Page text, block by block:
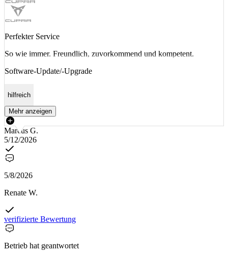
Perfekter Service
So wie immer. Freundlich, zuvorkommend und kompetent.
Software-Update/-Upgrade
hilfreich
Mehr anzeigen
Marcus G.
5/12/2026
5/8/2026
Renate W.
verifizierte Bewertung
Betrieb hat geantwortet